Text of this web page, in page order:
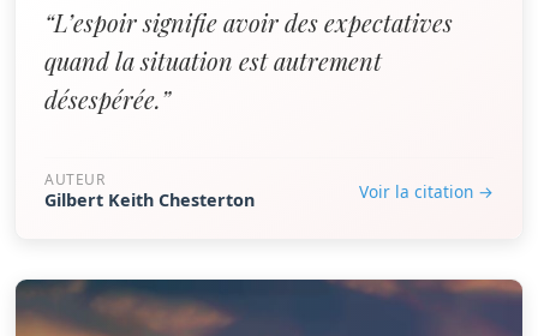
“L’espoir signifie avoir des expectatives
quand la situation est autrement
désespérée.”
AUTEUR
Gilbert Keith Chesterton Voir la citation →